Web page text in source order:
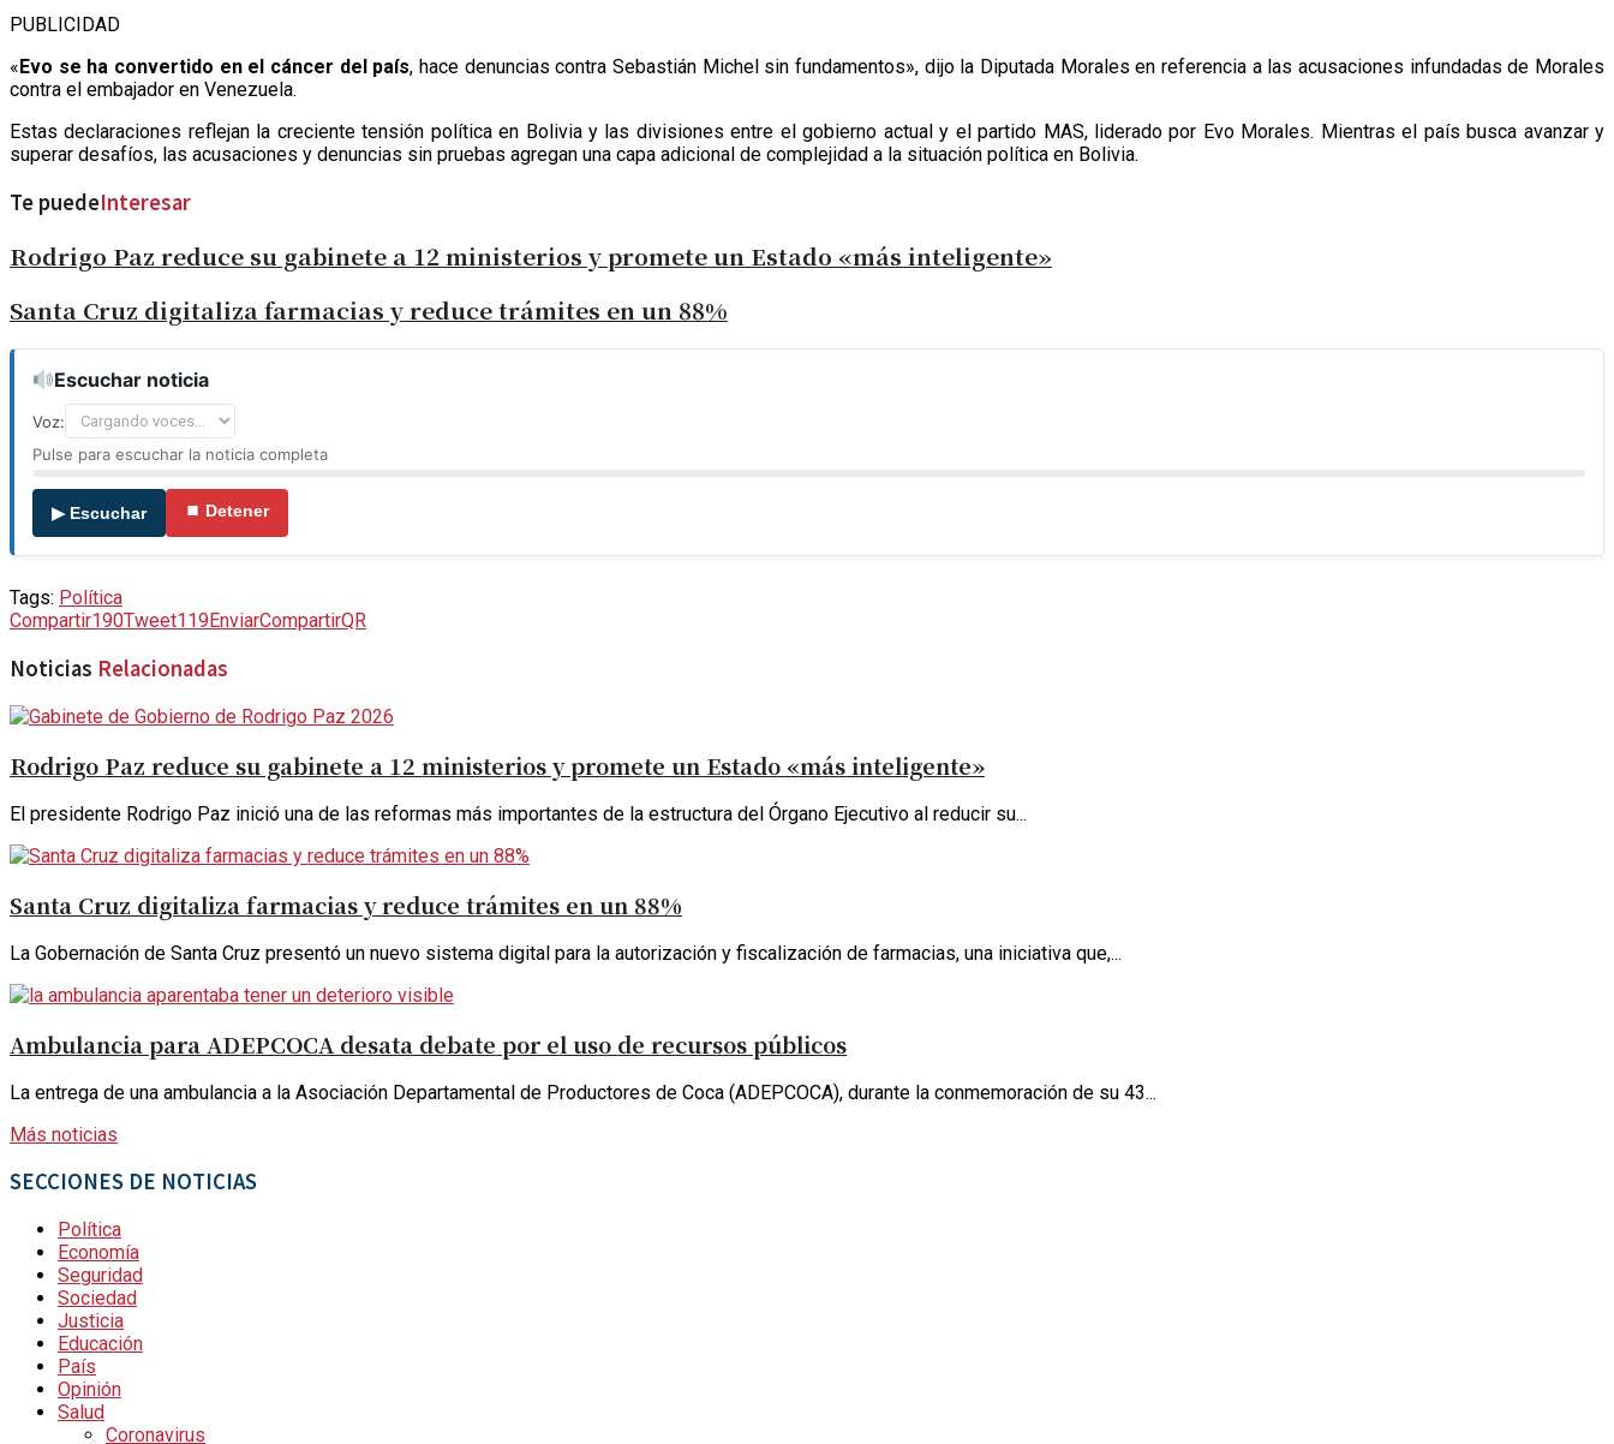
PUBLICIDAD
« Evo se ha convertido en el cáncer del país, hace denuncias contra Sebastián Michel sin fundamentos», dijo la Diputada Morales en referencia a las acusaciones infundadas de Morales
contra el embajador en Venezuela.
Estas declaraciones reflejan la creciente tensión política en Bolivia y las divisiones entre el gobierno actual y el partido MAS, liderado por Evo Morales. Mientras el país busca avanzar y
superar desafíos, las acusaciones y denuncias sin pruebas agregan una capa adicional de complejidad a la situación política en Bolivia.
Te puedeInteresar
Rodrigo Paz reduce su gabinete a 12 ministerios y promete un Estado «más inteligente»
Santa Cruz digitaliza farmacias y reduce trámites en un 88%
Escuchar noticia
Voz:
Pulse para escuchar la noticia completa
▶ Escuchar ⏹ Detener
Tags: Política
Compartir190Tweet119EnviarCompartirQR
Noticias Relacionadas
Rodrigo Paz reduce su gabinete a 12 ministerios y promete un Estado «más inteligente»
El presidente Rodrigo Paz inició una de las reformas más importantes de la estructura del Órgano Ejecutivo al reducir su...
Santa Cruz digitaliza farmacias y reduce trámites en un 88%
La Gobernación de Santa Cruz presentó un nuevo sistema digital para la autorización y fiscalización de farmacias, una iniciativa que,...
Ambulancia para ADEPCOCA desata debate por el uso de recursos públicos
La entrega de una ambulancia a la Asociación Departamental de Productores de Coca (ADEPCOCA), durante la conmemoración de su 43...
Más noticias
SECCIONES DE NOTICIAS
Política
Economía
Seguridad
Sociedad
Justicia
Educación
País
Opinión
Salud
Coronavirus